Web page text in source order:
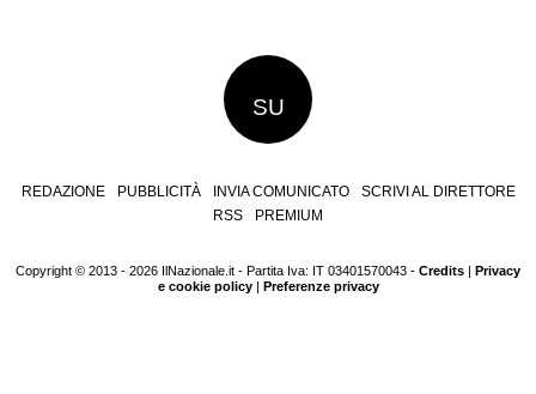
SU
REDAZIONE PUBBLICITÀ INVIA COMUNICATO
SCRIVI AL DIRETTORE
RSS
PREMIUM
Copyright © 2013 - 2026 IlNazionale.it - Partita Iva: IT 03401570043 - Credits | Privacy
e cookie policy| Preferenze privacy